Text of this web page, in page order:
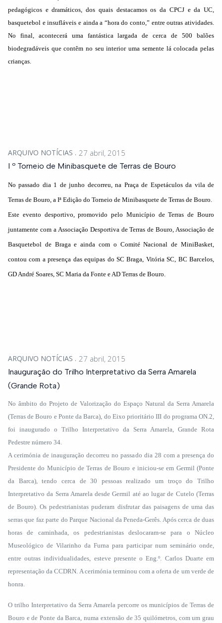
pedagógicos e dramáticos, dos quais destacamos os da CPCJ e da UC,
basquetebol e insufláveis e ainda a “hora do conto,” entre outras atividades.
No final, acontecerá uma fantástica largada de cerca de 500 balões
biodegradáveis que contêm no seu interior uma semente lá colocada pelas
crianças.
ARQUIVO NOTÍCIAS 27 abril, 2015
I º Torneio de Minibasquete de Terras de Bouro
No passado dia 1 de junho decorreu, na Praça de Espetáculos da vila de
Terras de Bouro, a Iª Edição do Torneio de Minibasquete de Terras de Bouro.
Este evento desportivo, promovido pelo Município de Terras de Bouro
juntamente com a Associação Desportiva de Terras de Bouro, Associação de
Basquetebol de Braga e ainda com o Comité Nacional de MiniBasket,
contou com a presença das equipas do SC Braga, Vitória SC, BC Barcelos,
GD André Soares, SC Maria da Fonte e AD Terras de Bouro.
ARQUIVO NOTÍCIAS 27 abril, 2015
Inauguração do Trilho Interpretativo da Serra Amarela
(Grande Rota)
No âmbito do Projeto de Valorização do Espaço Natural da Serra Amarela
(Terras de Bouro e Ponte da Barca), do Eixo prioritário III do programa ON.2,
foi inaugurado o Trilho Interpretativo da Serra Amarela, Grande Rota
Pedestre número 34.
A cerimónia de inauguração decorreu no passado dia 28 com a presença do
Presidente do Município de Terras de Bouro e iniciou-se em Germil (Ponte
da Barca), tendo cerca de 30 pessoas realizado um troço do Trilho
Interpretativo da Serra Amarela desde Germil até ao lugar de Cutelo (Terras
de Bouro). Os pedestrianistas puderam disfrutar das paisagens de uma das
serras que faz parte do Parque Nacional da Peneda-Gerês. Após cerca de duas
horas de caminhada, os pedestrianistas deslocaram-se para o Núcleo
Museológico de Vilarinho da Furna para participar num seminário onde,
entre outras individualidades, esteve presente o Eng.º. Carlos Duarte em
representação da CCDRN. A cerimónia terminou com a oferta de um verde de
honra.
O trilho Interpretativo da Serra Amarela percorre os municípios de Terras de
Bouro e de Ponte da Barca, numa extensão de 35 quilómetros, com um grau